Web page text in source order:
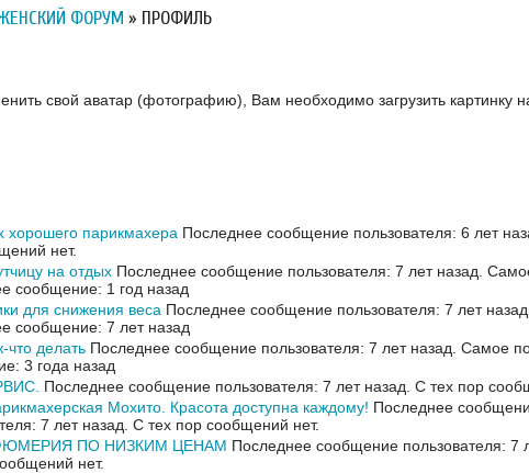
ФОРУМ » ПРОФИЛЬ
свой аватар (фотографию), Вам необходимо загрузить картинку
хорошего парикмахера Последнее сообщение пользователя: 6 лет
нет.
на отдых Последнее сообщение пользователя: 7 лет назад.
сообщение: 1 год назад
для снижения веса Последнее сообщение пользователя: 7 лет назад.
сообщение: 7 лет назад
делать Последнее сообщение пользователя: 7 лет назад. Самое
3 года назад
Последнее сообщение пользователя: 7 лет назад. С тех пор
Мохито. Красота доступна каждому! Последнее
7 лет назад. С тех пор сообщений нет.
ПО НИЗКИМ ЦЕНАМ Последнее сообщение пользователя: 7
нет.